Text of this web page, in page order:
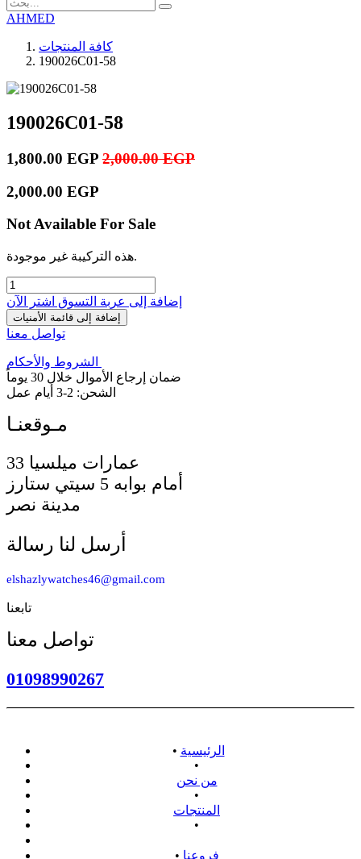
AHMED
كافة المنتجات
190026C01-58
190026C01-58
1,800.00 EGP 2,000.00EGP
2,000.00 EGP
Not Available For Sale
هذه التركيبة غير موجودة.
إضافة إلى عربة التسوق اشترِ الآن
إضافة إلى قائمة الأمنيات
تواصل معنا
الشروط والأحكام
ضمان إرجاع الأموال خلال 30 يوماً
الشحن: 2-3 أيام عمل
أمام بوابه 5 سيتي ستارز
مدينة نصر
أرسل لنا رسالة
elshazlywatches46@gmail.com
تابعنا
تواصل معنا
01098990267
• الرئيسية
•
من نحن
•
المنتجات
•
• فروعنا